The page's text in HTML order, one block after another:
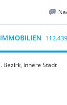
IMMOBILIEN 112.439
Bezirk, Innere Stadt